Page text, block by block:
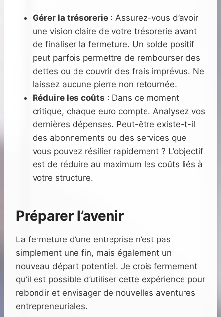
Gérer la trésorerie : Assurez-vous d’avoir
une vision claire de votre trésorerie avant
de finaliser la fermeture. Un solde positif
peut parfois permettre de rembourser des
dettes ou de couvrir des frais imprévus. Ne
laissez aucune pierre non retournée.
Réduire les coûts : Dans ce moment
critique, chaque euro compte. Analysez vos
dernières dépenses. Peut-être existe-t-il
des abonnements ou des services que
vous pouvez résilier rapidement ? L’objectif
est de réduire au maximum les coûts liés à
votre structure.
Préparer l’avenir
La fermeture d’une entreprise n’est pas
simplement une fin, mais également un
nouveau départ potentiel. Je crois fermement
qu’il est possible d’utiliser cette expérience pour
rebondir et envisager de nouvelles aventures
entrepreneuriales.